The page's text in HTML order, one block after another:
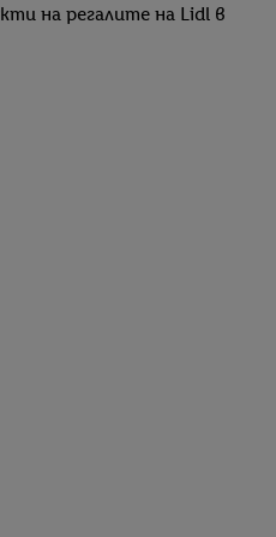
на регалите на Lidl в